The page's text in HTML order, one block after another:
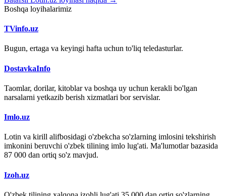
Boshqa loyihalarimiz
TVinfo.uz
Bugun, ertaga va keyingi hafta uchun to'liq teledasturlar.
DostavkaInfo
Taomlar, dorilar, kitoblar va boshqa uy uchun kerakli bo'lgan
narsalarni yetkazib berish xizmatlari bor servislar.
Imlo.uz
Lotin va kirill alifbosidagi o'zbekcha so'zlarning imlosini tekshirish
imkonini beruvchi o'zbek tilining imlo lug'ati. Ma'lumotlar bazasida
87 000 dan ortiq so'z mavjud.
Izoh.uz